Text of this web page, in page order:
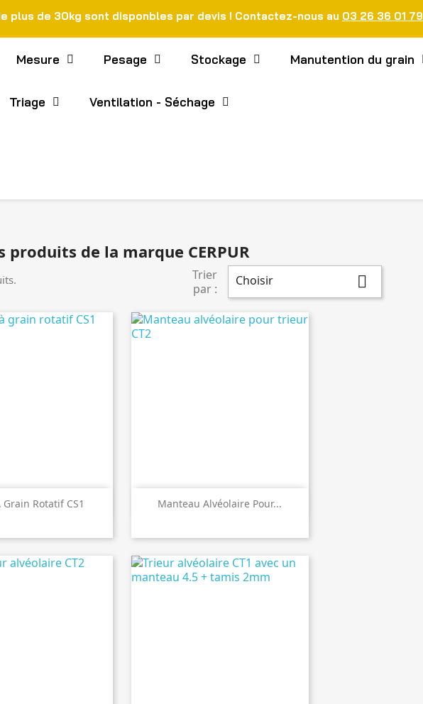
plus de 30kg sont disponbles par devis ! Contactez-nous au 03 26 36 01 79
Mesure Pesage Stockage Manutention du grain
Triage Ventilation - Séchage
produits de la marque CERPUR
Trier
par :
Choisir 
Rotatif CS1
rapide Manteau Alvéolaire Pour...
 Aperçu rapide